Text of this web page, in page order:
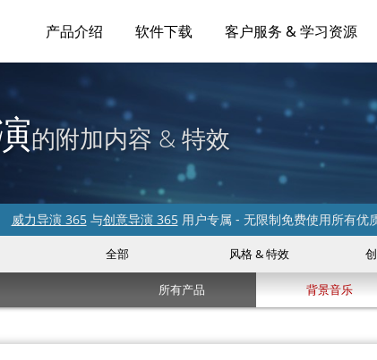
产品介绍 软件下载 客户服务 & 学习资源
的附加内容 & 特效
威力导演 365与创意导演 365用户专属 - 无限制免费使用所有优
全部 风格 & 特效
所有产品 背景音乐